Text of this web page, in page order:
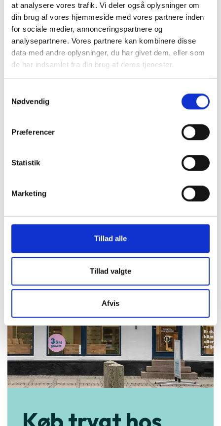
at analysere vores trafik. Vi deler også oplysninger om
din brug af vores hjemmeside med vores partnere inden
for sociale medier, annonceringspartnere og
analysepartnere. Vores partnere kan kombinere disse
data med andre oplysninger, du har givet dem, eller som
de har indsamlet fra din brug af deres tjenester.
Nødvendig
Præferencer
Statistik
Marketing
Tillad alle
Tillad valgte
Afvis
199 kr.
USB-C Hub 100W
399 kr.